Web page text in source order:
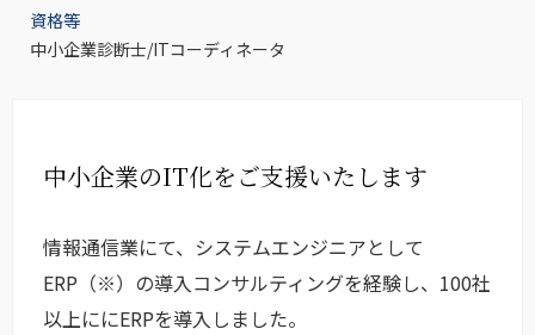
資格等
中小企業診断士/ITコーディネータ
中小企業のIT化をご支援いたします
情報通信業にて、システムエンジニアとして
ERP（※）の導入コンサルティングを経験し、100社
以上ににERPを導入しました。